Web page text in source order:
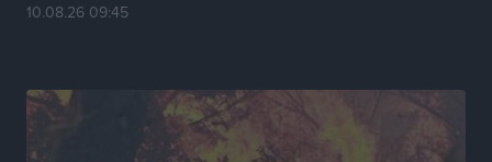
10.08.26 09:45